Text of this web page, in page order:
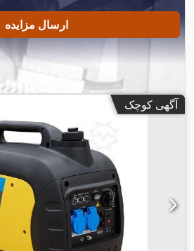
ارسال مزایده
آگهی کوچک